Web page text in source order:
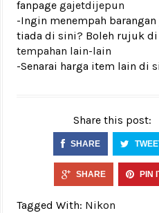
fanpage gajetdijepun
-Ingin menempah barangan
tiada di sini? Boleh rujuk di
tempahan lain-lain
-Senarai harga item lain di
Share this post:
SHARE
SHARE PIN
Tagged With: Nikon